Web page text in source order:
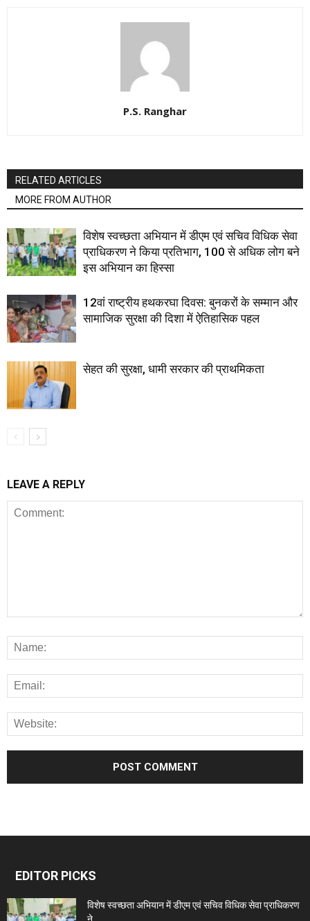
P.S. Ranghar
RELATED ARTICLES
MORE FROM AUTHOR
विशेष स्वच्छता अभियान में डीएम एवं सचिव विधिक सेवा
प्राधिकरण ने किया प्रतिभाग, 100 से अधिक लोग बने
इस अभियान का हिस्सा
12वां राष्ट्रीय हथकरघा दिवस: बुनकरों के सम्मान और
सामाजिक सुरक्षा की दिशा में ऐतिहासिक पहल
सेहत की सुरक्षा, धामी सरकार की प्राथमिकता
LEAVE A REPLY
EDITOR PICKS
विशेष स्वच्छता अभियान में डीएम एवं सचिव विधिक सेवा प्राधिकरण